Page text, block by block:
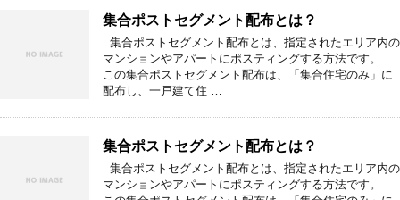
集合ポストセグメント配布とは？
集合ポストセグメント配布とは、指定されたエリア内の
マンションやアパートにポスティングする方法です。
この集合ポストセグメント配布は、「集合住宅のみ」に
配布し、一戸建て住 …
集合ポストセグメント配布とは？
集合ポストセグメント配布とは、指定されたエリア内の
マンションやアパートにポスティングする方法です。